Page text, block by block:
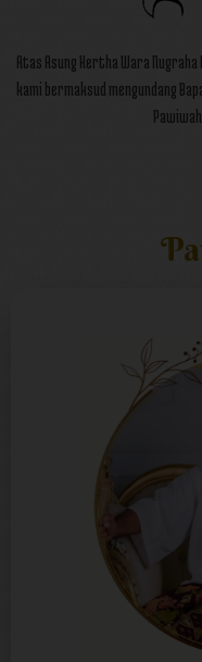
Atas Asung Kertha Wara Nugraha
kami bermaksud mengundang